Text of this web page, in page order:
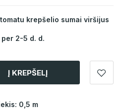
krepšelio sumai viršijus
2-5 d. d.
Į KREPŠELĮ
0,5 m